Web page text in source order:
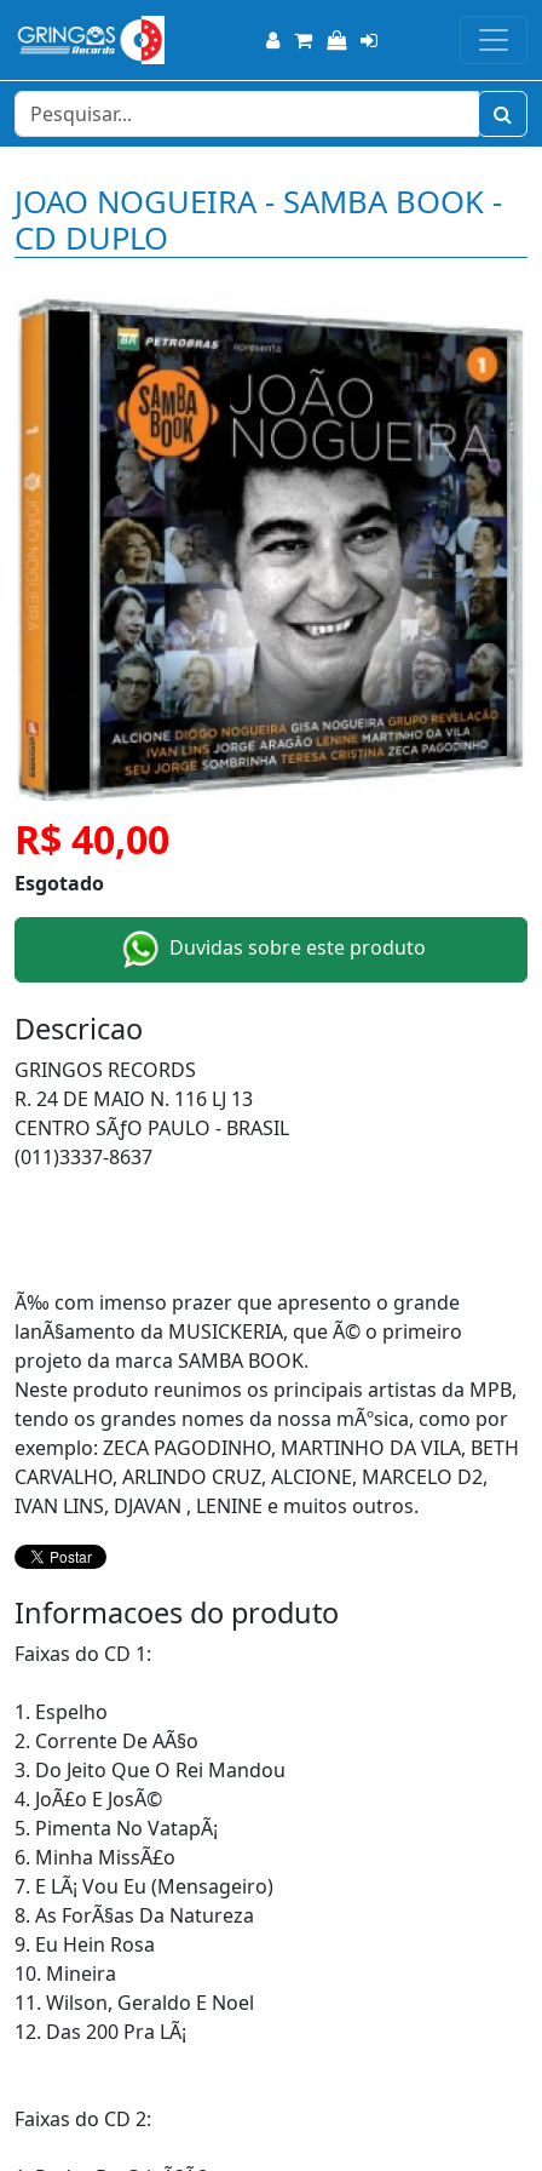
JOAO NOGUEIRA - SAMBA BOOK -
CD DUPLO
R$ 40,00
Esgotado
Duvidas sobre este produto
Descricao
GRINGOS RECORDS
R. 24 DE MAIO N. 116 LJ 13
CENTRO SÃƒO PAULO - BRASIL
(011)3337-8637
Ã‰ com imenso prazer que apresento o grande
lanÃ§amento da MUSICKERIA, que Ã© o primeiro
projeto da marca SAMBA BOOK.
Neste produto reunimos os principais artistas da MPB,
tendo os grandes nomes da nossa mÃºsica, como por
exemplo: ZECA PAGODINHO, MARTINHO DA VILA, BETH
CARVALHO, ARLINDO CRUZ, ALCIONE, MARCELO D2,
IVAN LINS, DJAVAN , LENINE e muitos outros.
Informacoes do produto
Faixas do CD 1:
1. Espelho
2. Corrente De AÃ§o
3. Do Jeito Que O Rei Mandou
4. JoÃ£o E JosÃ©
5. Pimenta No VatapÃ¡
6. Minha MissÃ£o
7. E LÃ¡ Vou Eu (Mensageiro)
8. As ForÃ§as Da Natureza
9. Eu Hein Rosa
10. Mineira
11. Wilson, Geraldo E Noel
12. Das 200 Pra LÃ¡
Faixas do CD 2: